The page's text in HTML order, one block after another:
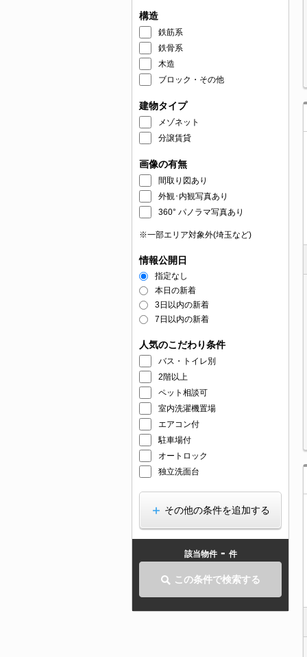
構造
鉄筋系
鉄骨系
木造
ブロック・その他
建物タイプ
メゾネット
分譲賃貸
画像の有無
間取り図あり
外観･内観写真あり
360° パノラマ写真あり
※一部エリア対象外(埼玉など)
情報公開日
指定なし
本日の新着
3日以内の新着
7日以内の新着
人気のこだわり条件
バス・トイレ別
2階以上
ペット相談可
室内洗濯機置場
エアコン付
駐車場付
オートロック
独立洗面台
その他の条件を追加する
該当物件 - 件
この条件で検索する